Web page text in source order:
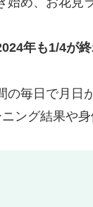
年も1/4が
の毎日で月日
ング結果や